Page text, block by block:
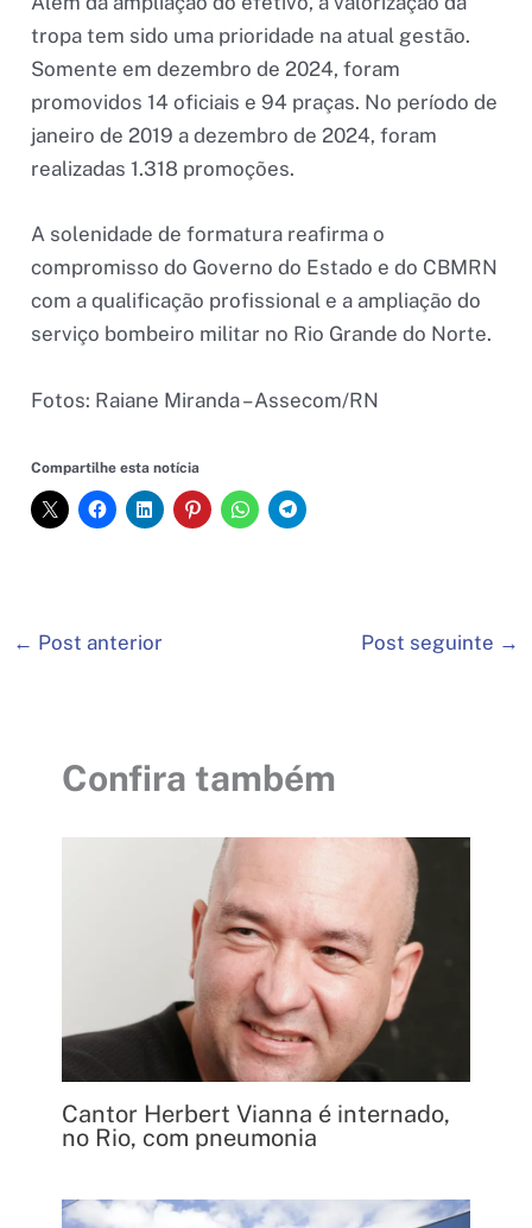
tropa tem sido uma prioridade na atual gestão.
Somente em dezembro de 2024, foram
promovidos 14 oficiais e 94 praças. No período de
janeiro de 2019 a dezembro de 2024, foram
realizadas 1.318 promoções.
A solenidade de formatura reafirma o
compromisso do Governo do Estado e do CBMRN
com a qualificação profissional e a ampliação do
serviço bombeiro militar no Rio Grande do Norte.
Fotos: Raiane Miranda – Assecom/RN
Compartilhe esta notícia
← Post anterior Post seguinte →
Confira também
Cantor Herbert Vianna é internado,
no Rio, com pneumonia